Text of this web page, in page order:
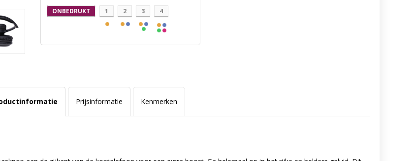
ONBEDRUKT 1 2 3 4
Prijsinformatie Kenmerken